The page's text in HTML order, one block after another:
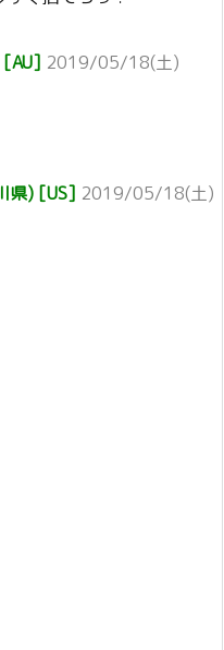
[AU] 2019/05/18(土)
県) [US] 2019/05/18(土)